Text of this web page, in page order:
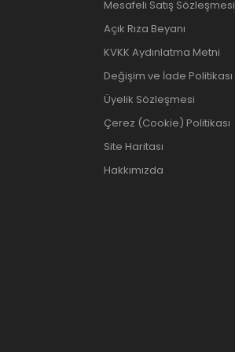
Mesafeli Satış Sözleşmesi
Açık Rıza Beyanı
KVKK Aydınlatma Metni
Değişim ve İade Politikası
Üyelik Sözleşmesi
Çerez (Cookie) Politikası
Site Haritası
Hakkımızda